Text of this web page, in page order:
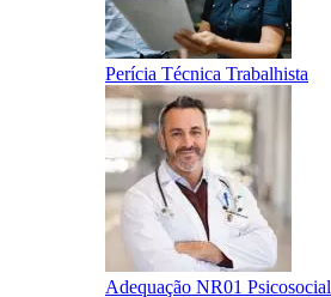
Perícia Técnica Trabalhista
Adequação NR01 Psicosocial